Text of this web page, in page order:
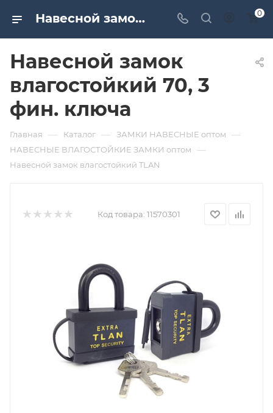
Навесной замок влагостойкий 70, 3 фин. ключа. Дверная и мебельная фурнитура САМИР-КИЛИТ | Оптовые поставки 0
Навесной замок
влагостойкий 70, 3
фин. ключа
Главная — Каталог — ЗАМКИ НАВЕСНЫЕ оптом —
НАВЕСНЫЕ ВЛАГОСТОЙКИЕ ЗАМКИ оптом —
Навесной замок влагостойкий TLAN
Код товара: 11570301